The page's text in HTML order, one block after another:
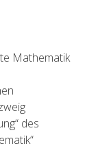
Mathematik
des